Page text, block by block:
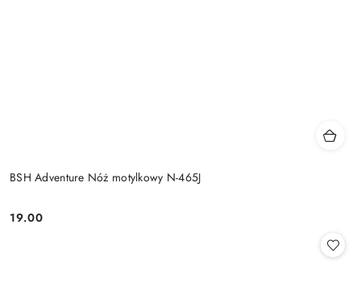
BSH Adventure Nóż motylkowy N-465J
Cena:
19.00